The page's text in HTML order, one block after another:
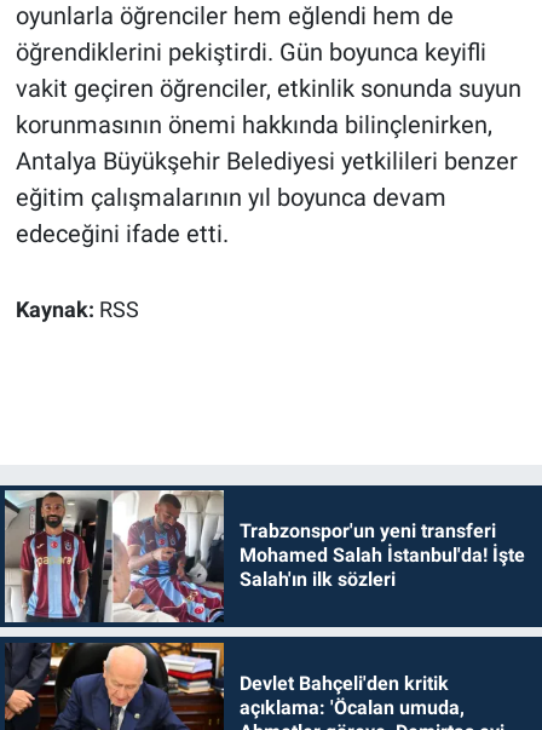
oyunlarla öğrenciler hem eğlendi hem de
öğrendiklerini pekiştirdi. Gün boyunca keyifli
vakit geçiren öğrenciler, etkinlik sonunda suyun
korunmasının önemi hakkında bilinçlenirken,
Antalya Büyükşehir Belediyesi yetkilileri benzer
eğitim çalışmalarının yıl boyunca devam
edeceğini ifade etti.
Kaynak: RSS
Trabzonspor'un yeni transferi
Mohamed Salah İstanbul'da! İşte
Salah'ın ilk sözleri
Devlet Bahçeli'den kritik
açıklama: 'Öcalan umuda,